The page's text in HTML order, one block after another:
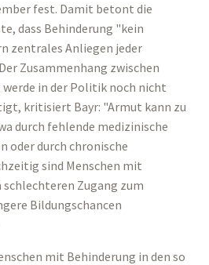
fest. Damit betont die
dass Behinderung "kein
zentrales Anliegen jeder
Zusammenhang zwischen
in der Politik noch nicht
kritisiert Bayr: "Armut kann zu
durch fehlende medizinische
oder durch chronische
sind Menschen mit
schlechteren Zugang zum
Bildungschancen
mit Behinderung in den so